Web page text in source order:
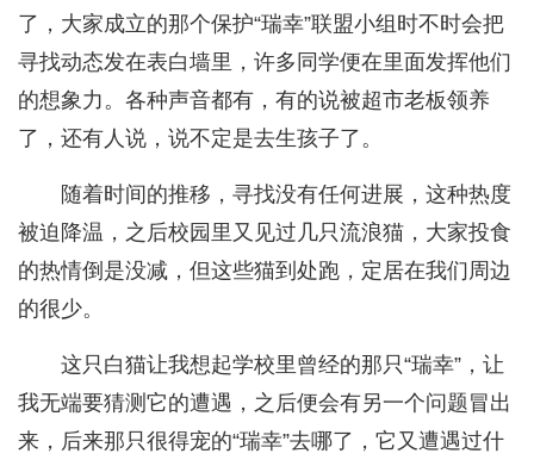
了，大家成立的那个保护“瑞幸”联盟小组时不时会把
寻找动态发在表白墙里，许多同学便在里面发挥他们
的想象力。各种声音都有，有的说被超市老板领养
了，还有人说，说不定是去生孩子了。
随着时间的推移，寻找没有任何进展，这种热度
被迫降温，之后校园里又见过几只流浪猫，大家投食
的热情倒是没减，但这些猫到处跑，定居在我们周边
的很少。
这只白猫让我想起学校里曾经的那只“瑞幸”，让
我无端要猜测它的遭遇，之后便会有另一个问题冒出
来，后来那只很得宠的“瑞幸”去哪了，它又遭遇过什